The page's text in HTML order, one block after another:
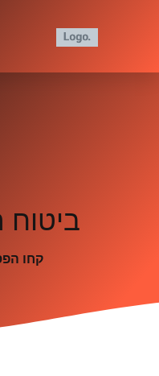
ביטוח
קחו